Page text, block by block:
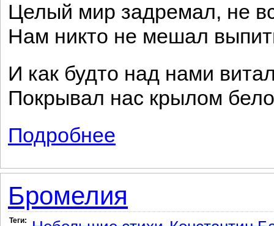
Целый мир задремал, не
Нам никто не мешал
И как будто над нами
Покрывал нас крылом
Подробнее
Бромелия
Теги: